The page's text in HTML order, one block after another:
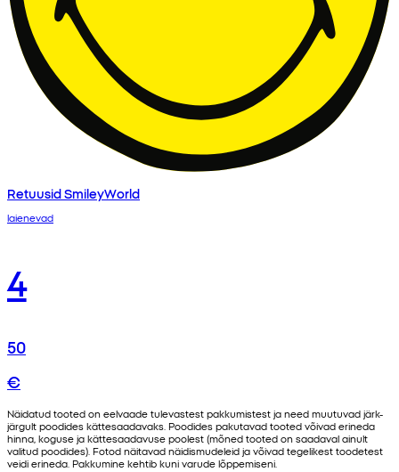
Retuusid SmileyWorld
laienevad
4
50
€
Näidatud tooted on eelvaade tulevastest pakkumistest ja need muutuvad järk-
järgult poodides kättesaadavaks. Poodides pakutavad tooted võivad erineda
hinna, koguse ja kättesaadavuse poolest (mõned tooted on saadaval ainult
valitud poodides). Fotod näitavad näidismudeleid ja võivad tegelikest toodetest
veidi erineda. Pakkumine kehtib kuni varude lõppemiseni.